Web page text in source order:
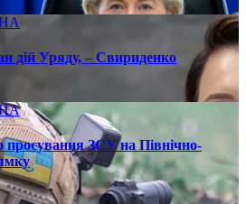
дій Уряду, – Свириденко
просування ЗСУ на Північно-